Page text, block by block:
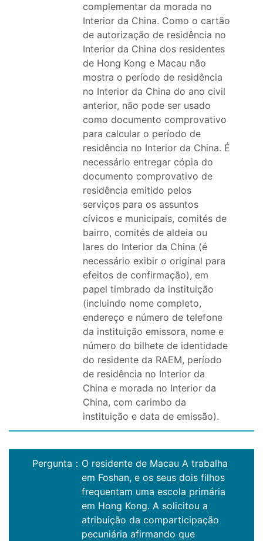
complementar da morada no
Interior da China. Como o cartão
de autorização de residência no
Interior da China dos residentes
de Hong Kong e Macau não
mostra o período de residência
no Interior da China do ano civil
anterior, não pode ser usado
como documento comprovativo
para calcular o período de
residência no Interior da China. É
necessário entregar cópia do
documento comprovativo de
residência emitido pelos
serviços para os assuntos
cívicos e municipais, comités de
bairro, comités de aldeia ou
lares do Interior da China (é
necessário exibir o original para
efeitos de confirmação), em
papel timbrado da instituição
(incluindo nome completo,
endereço e número de telefone
da instituição emissora, nome e
número do bilhete de identidade
do residente da RAEM, período
de residência no Interior da
China e morada no Interior da
China, com carimbo da
instituição e data de emissão).
Pergunta ： O residente de Macau A trabalha
em Foshan, e os seus dois filhos
frequentam uma escola primária
em Hong Kong. A solicitou a
atribuição da comparticipação
pecuniária afirmando que